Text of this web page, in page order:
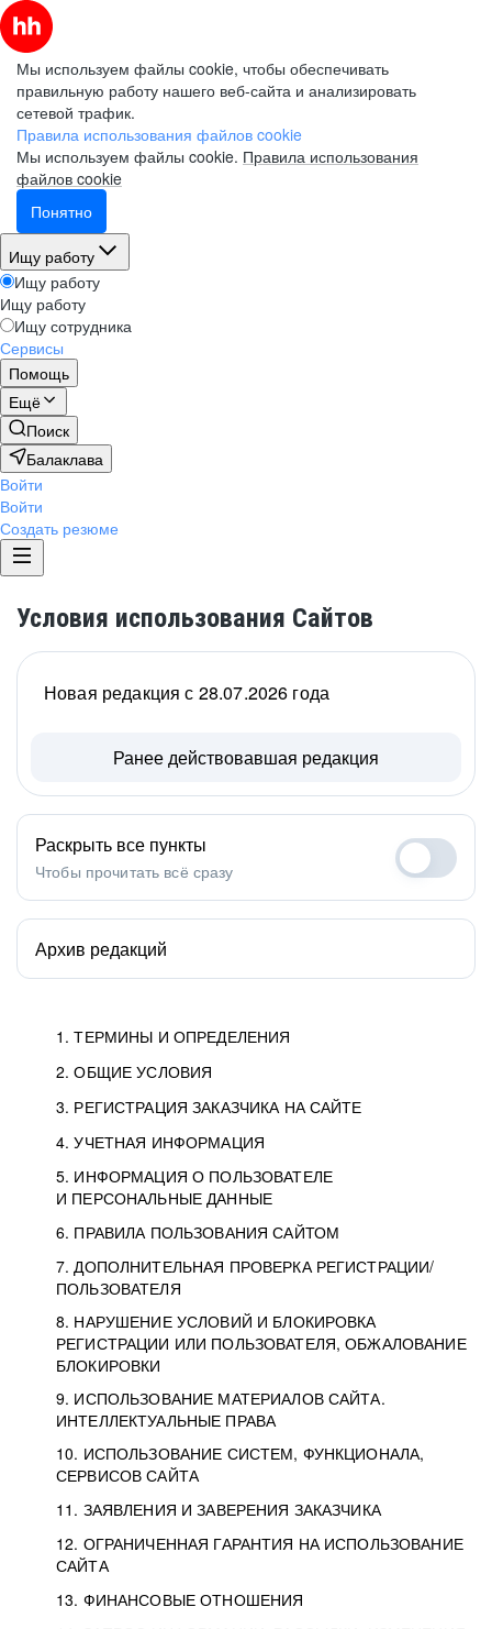
Мы используем файлы cookie, чтобы обеспечивать
правильную работу нашего веб-сайта и анализировать
сетевой трафик.
Правила использования файлов cookie
Мы используем файлы cookie. Правила использования
файлов cookie
Понятно
Ищу работу
Ищу работу
Ищу работу
Ищу сотрудника
Сервисы
Помощь
Ещё
Поиск
Балаклава
Войти
Войти
Создать резюме
Условия использования Сайтов
1. ТЕРМИНЫ И ОПРЕДЕЛЕНИЯ
2. ОБЩИЕ УСЛОВИЯ
3. РЕГИСТРАЦИЯ ЗАКАЗЧИКА НА САЙТЕ
4. УЧЕТНАЯ ИНФОРМАЦИЯ
5. ИНФОРМАЦИЯ О ПОЛЬЗОВАТЕЛЕ
И ПЕРСОНАЛЬНЫЕ ДАННЫЕ
6. ПРАВИЛА ПОЛЬЗОВАНИЯ САЙТОМ
7. ДОПОЛНИТЕЛЬНАЯ ПРОВЕРКА РЕГИСТРАЦИИ/
ПОЛЬЗОВАТЕЛЯ
8. НАРУШЕНИЕ УСЛОВИЙ И БЛОКИРОВКА
РЕГИСТРАЦИИ ИЛИ ПОЛЬЗОВАТЕЛЯ, ОБЖАЛОВАНИЕ
БЛОКИРОВКИ
9. ИСПОЛЬЗОВАНИЕ МАТЕРИАЛОВ САЙТА.
ИНТЕЛЛЕКТУАЛЬНЫЕ ПРАВА
10. ИСПОЛЬЗОВАНИЕ СИСТЕМ, ФУНКЦИОНАЛА,
СЕРВИСОВ САЙТА
11. ЗАЯВЛЕНИЯ И ЗАВЕРЕНИЯ ЗАКАЗЧИКА
12. ОГРАНИЧЕННАЯ ГАРАНТИЯ НА ИСПОЛЬЗОВАНИЕ
САЙТА
13. ФИНАНСОВЫЕ ОТНОШЕНИЯ
Новая редакция с 28.07.2026 года
Ранее действовавшая редакция
Раскрыть все пункты
Чтобы прочитать всё сразу
Архив редакций